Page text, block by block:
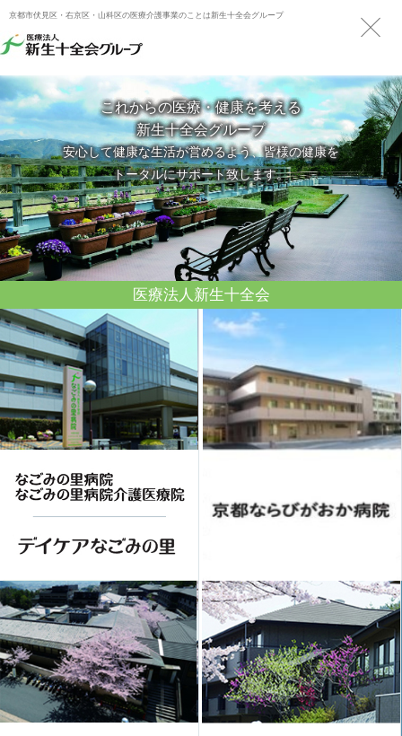
京都市伏見区・右京区・山科区の医療介護事業のことは新生十全会グループ
これからの医療・健康を考える
新生十全会グループ
安心して健康な生活が営めるよう、皆様の健康を
トータルにサポート致します。
医療法人新生十全会